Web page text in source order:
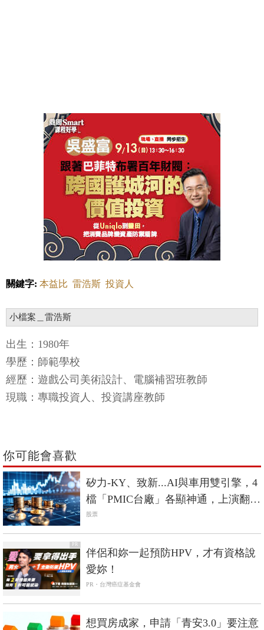
關鍵字: 本益比 雷浩斯 投資人
小檔案＿雷浩斯
出生：1980年
學歷：師範學校
經歷：遊戲公司美術設計、電腦補習班教師
現職：專職投資人、投資講座教師
你可能會喜歡
矽力-KY、致新...AI與車用雙引擎，4
檔「PMIC台廠」各顯神通，上演翻身
戰
股票
PR
伴侶和妳一起預防HPV，才有資格說
愛妳！
PR・台灣癌症基金會
想買房成家，申請「青安3.0」要注意